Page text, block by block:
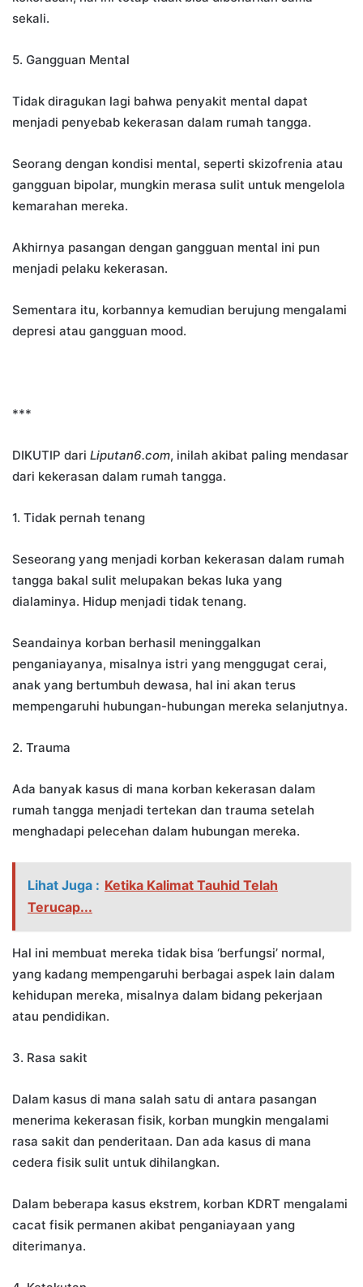
sekali.
5. Gangguan Mental
Tidak diragukan lagi bahwa penyakit mental dapat
menjadi penyebab kekerasan dalam rumah tangga.
Seorang dengan kondisi mental, seperti skizofrenia atau
gangguan bipolar, mungkin merasa sulit untuk mengelola
kemarahan mereka.
Akhirnya pasangan dengan gangguan mental ini pun
menjadi pelaku kekerasan.
Sementara itu, korbannya kemudian berujung mengalami
depresi atau gangguan mood.
***
DIKUTIP dari Liputan6.com, inilah akibat paling mendasar
dari kekerasan dalam rumah tangga.
1. Tidak pernah tenang
Seseorang yang menjadi korban kekerasan dalam rumah
tangga bakal sulit melupakan bekas luka yang
dialaminya. Hidup menjadi tidak tenang.
Seandainya korban berhasil meninggalkan
penganiayanya, misalnya istri yang menggugat cerai,
anak yang bertumbuh dewasa, hal ini akan terus
mempengaruhi hubungan-hubungan mereka selanjutnya.
2. Trauma
Ada banyak kasus di mana korban kekerasan dalam
rumah tangga menjadi tertekan dan trauma setelah
menghadapi pelecehan dalam hubungan mereka.
Lihat Juga : Ketika Kalimat Tauhid Telah
Terucap...
Hal ini membuat mereka tidak bisa ‘berfungsi’ normal,
yang kadang mempengaruhi berbagai aspek lain dalam
kehidupan mereka, misalnya dalam bidang pekerjaan
atau pendidikan.
3. Rasa sakit
Dalam kasus di mana salah satu di antara pasangan
menerima kekerasan fisik, korban mungkin mengalami
rasa sakit dan penderitaan. Dan ada kasus di mana
cedera fisik sulit untuk dihilangkan.
Dalam beberapa kasus ekstrem, korban KDRT mengalami
cacat fisik permanen akibat penganiayaan yang
diterimanya.